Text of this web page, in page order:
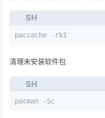
SH
paccache -rk1
清理未安装软件包
SH
pacman -Sc